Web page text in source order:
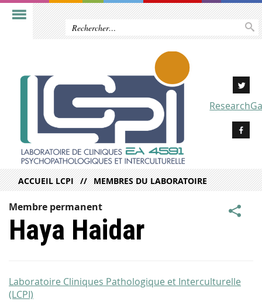
ACCUEIL LCPI MEMBRES DU LABORATOIRE
Membre permanent
Haya Haidar
Laboratoire Cliniques Pathologique et Interculturelle
(LCPI)